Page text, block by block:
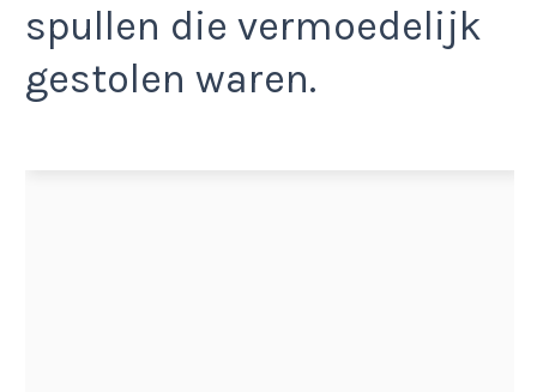
spullen die vermoedelijk
gestolen waren.